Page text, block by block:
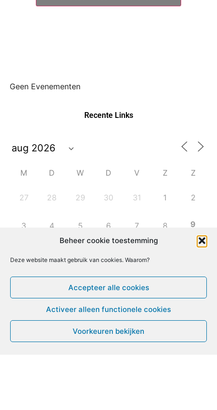
Beheer cookie toestemming
Deze website maakt gebruik van cookies. Waarom?
Accepteer alle cookies
Activeer alleen functionele cookies
Voorkeuren bekijken
Geen Evenementen
Recente Links
M D W D V Z Z
27 28 29 30 31 1 2
3 4 5 6 7 8 9
21
25 26 27 28 29